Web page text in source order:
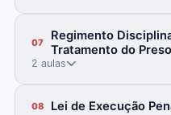
07
Regimento
Tratamento do Preso
2 aulas
08 Lei de Execução